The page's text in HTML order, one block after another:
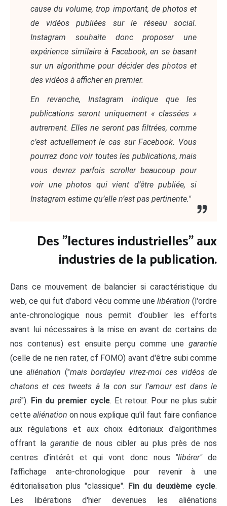
cause du volume, trop important, de photos et
de vidéos publiées sur le réseau social.
Instagram souhaite donc proposer une
expérience similaire à Facebook, en se basant
sur un algorithme pour décider des photos et
des vidéos à afficher en premier.
En revanche, Instagram indique que les
publications seront uniquement « classées »
autrement. Elles ne seront pas filtrées, comme
c’est actuellement le cas sur Facebook. Vous
pourrez donc voir toutes les publications, mais
vous devrez parfois scroller beaucoup pour
voir une photos qui vient d’être publiée, si
Instagram estime qu’elle n’est pas pertinente."
Des "lectures industrielles" aux
industries de la publication.
Dans ce mouvement de balancier si caractéristique du
web, ce qui fut d'abord vécu comme une libération (l'ordre
ante-chronologique nous permit d'oublier les efforts
avant lui nécessaires à la mise en avant de certains de
nos contenus) est ensuite perçu comme une garantie
(celle de ne rien rater, cf FOMO) avant d'être subi comme
unealiénation ("mais bordayleu virez-moi ces vidéos de
chatons et ces tweets à la con sur l'amour est dans le
pré"). Fin du premier cycle. Et retour. Pour ne plus subir
cette aliénation on nous explique qu'il faut faire confiance
aux régulations et aux choix éditoriaux d'algorithmes
offrant la garantie de nous cibler au plus près de nos
centres d'intérêt et qui vont donc nous "libérer"de
l'affichage ante-chronologique pour revenir à une
éditorialisation plus "classique". Fin du deuxième cycle.
Les libérations d'hier devenues les aliénations